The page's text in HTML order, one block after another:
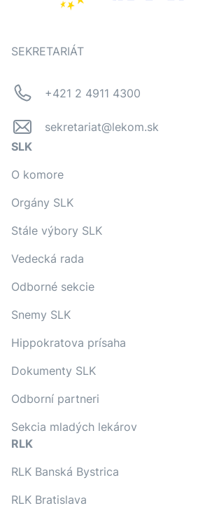
SEKRETARIÁT
+421 2 4911 4300
sekretariat@lekom.sk
SLK
O komore
Orgány SLK
Stále výbory SLK
Vedecká rada
Odborné sekcie
Snemy SLK
Hippokratova prísaha
Dokumenty SLK
Odborní partneri
Sekcia mladých lekárov
RLK
RLK Banská Bystrica
RLK Bratislava